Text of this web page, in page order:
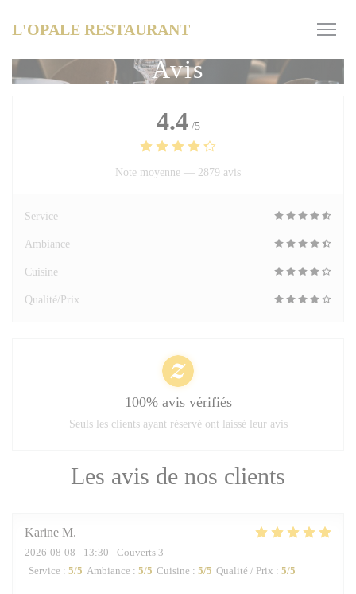
L'OPALE RESTAURANT
Avis
Les avis de nos clients
Karine M
2026-08-08 - 13:30 - Couverts 3
Service : 5/5 Ambiance : 5/5 Cuisine : 5/5 Qualité / Prix : 5/5
4.4 /5
Note moyenne — 2879 avis
Service
Ambiance
Cuisine
Qualité/Prix
100% avis vérifiés
Seuls les clients ayant réservé ont laissé leur avis